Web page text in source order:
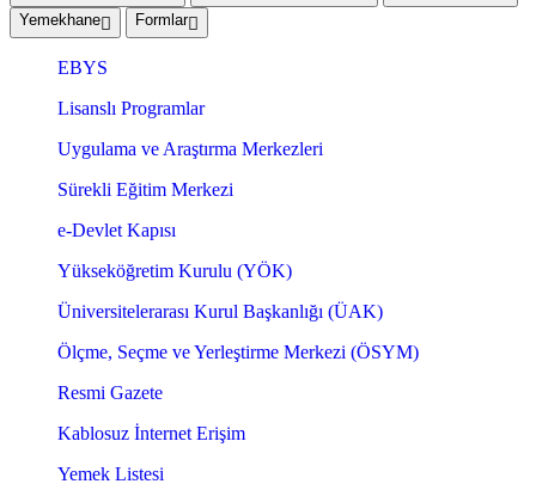
Yemekhane
Formlar
EBYS
Lisanslı Programlar
Uygulama ve Araştırma Merkezleri
Sürekli Eğitim Merkezi
e-Devlet Kapısı
Yükseköğretim Kurulu (YÖK)
Üniversitelerarası Kurul Başkanlığı (ÜAK)
Ölçme, Seçme ve Yerleştirme Merkezi (ÖSYM)
Resmi Gazete
Kablosuz İnternet Erişim
Yemek Listesi